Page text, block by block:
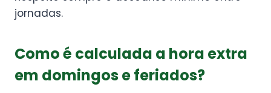
jornadas.
Como é calculada a hora extra
em domingos e feriados?